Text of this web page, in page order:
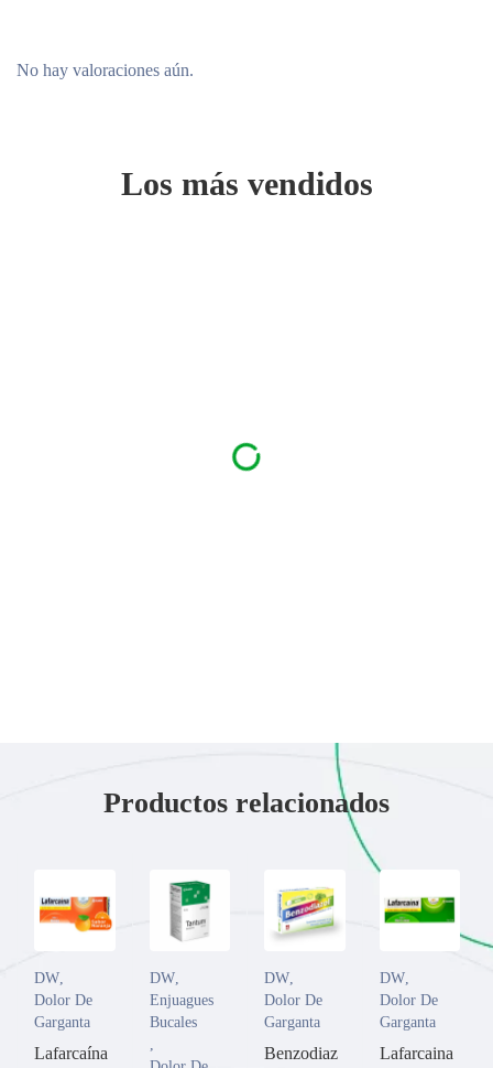
No hay valoraciones aún.
Los más vendidos
Productos relacionados
DW
Dolor De
Garganta
Lafarcaína
DW,
Enjuagues
Bucales
DW
Dolor De
Garganta
Benzodiaz
DW,
Dolor De
Garganta
Lafarcaina